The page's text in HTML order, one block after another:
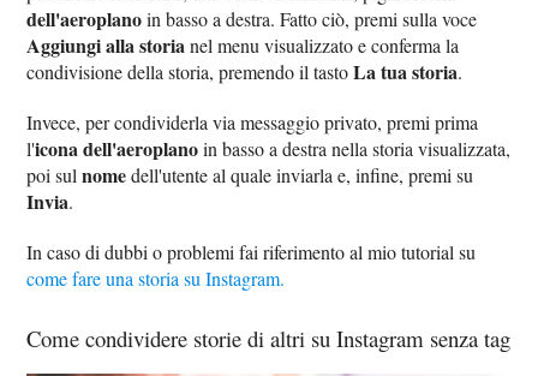
dell'aeroplanoin basso a destra. Fatto ciò, premi sulla voce
Aggiungi alla storianel menu visualizzato e conferma la
condivisione della storia, premendo il tastoLa tua storia.
Invece, per condividerla via messaggio privato, premi prima
l'icona dell'aeroplanoin basso a destra nella storia visualizzata,
poi sulnomedell'utente al quale inviarla e, infine, premi su
Invia.
In caso di dubbi o problemi fai riferimento al mio tutorial su
come fare una storia su Instagram.
Come condividere storie di altri su Instagram senza tag